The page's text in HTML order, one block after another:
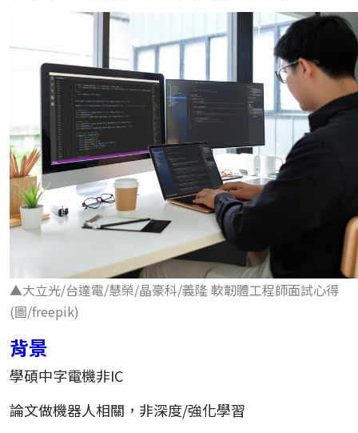
▲大立光/台達電/慧榮/晶豪科/義隆 軟韌體工程師面試心得
(圖/freepik)
背景
學碩中字電機非IC
論文做機器人相關，非深度/強化學習